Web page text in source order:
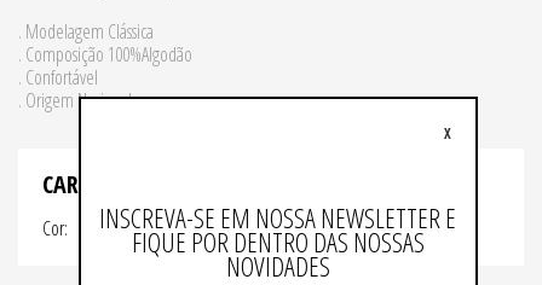
. Modelagem Clássica
. Composição 100%Algodão
. Confortável
. Origem Nacional
CARACTERISTICAS
Cor MARINHO
INSCREVA-SE EM NOSSA NEWSLETTER E
FIQUE POR DENTRO DAS NOSSAS
NOVIDADES
X